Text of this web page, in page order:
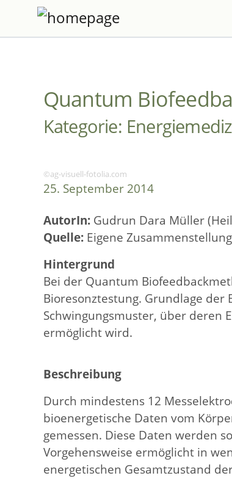
Quantum
Kategorie:
©ag-visuell-fotolia.com
25. September 2014
AutorIn:Gudrun Dara Müller
Quelle:Eigene Zusammenstellung
Hintergrund
Bei der Quantum
Bioresonztestung. Grundlage der
Schwingungsmuster, über deren
ermöglicht wird.
Beschreibung
Durch mindestens 12
bioenergetische Daten vom
gemessen. Diese Daten werden
Vorgehensweise ermöglicht in
energetischen Gesamtzustand